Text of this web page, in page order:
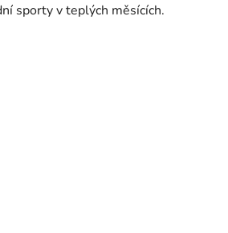
sporty v teplých měsících.